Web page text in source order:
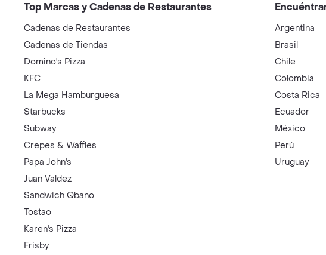
Top Marcas y Cadenas de Restaurantes
Cadenas de Restaurantes
Cadenas de Tiendas
Domino's Pizza
KFC
La Mega Hamburguesa
Starbucks
Subway
Crepes & Waffles
Papa John's
Juan Valdez
Sandwich Qbano
Tostao
Karen's Pizza
Frisby
Argentina
Brasil
Chile
Colombia
Costa Rica
Ecuador
México
Perú
Uruguay